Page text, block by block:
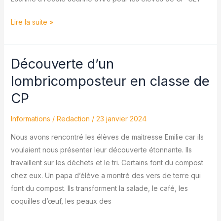
Lire la suite »
Découverte d’un
lombricomposteur en classe de
CP
Informations / Redaction / 23 janvier 2024
Nous avons rencontré les élèves de maitresse Emilie car ils
voulaient nous présenter leur découverte étonnante. Ils
travaillent sur les déchets et le tri. Certains font du compost
chez eux. Un papa d’élève a montré des vers de terre qui
font du compost. Ils transforment la salade, le café, les
coquilles d’œuf, les peaux des
Découverte
lombricomposteur
en
CP